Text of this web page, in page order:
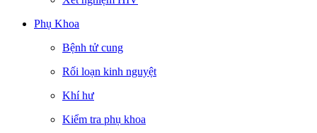
Phụ Khoa
Bệnh tử cung
Rối loạn kinh nguyệt
Khí hư
Kiểm tra phụ khoa